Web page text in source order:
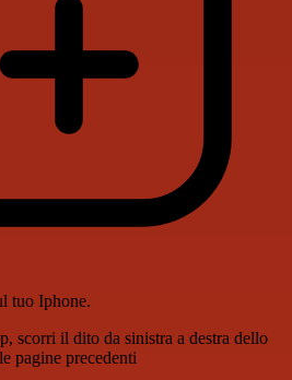
tuo Iphone.
scorri il dito da sinistra a destra dello
pagine precedenti